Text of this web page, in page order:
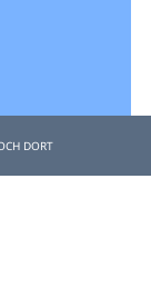
DORT